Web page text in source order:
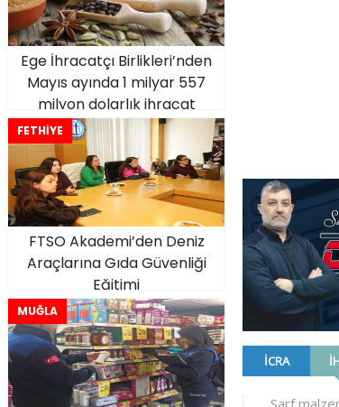
Ege İhracatçı Birlikleri’nden
Mayıs ayında 1 milyar 557
milyon dolarlık ihracat
FETHİYE
FTSO Akademi’den Deniz
Araçlarına Gıda Güvenliği
Eğitimi
MUĞLA